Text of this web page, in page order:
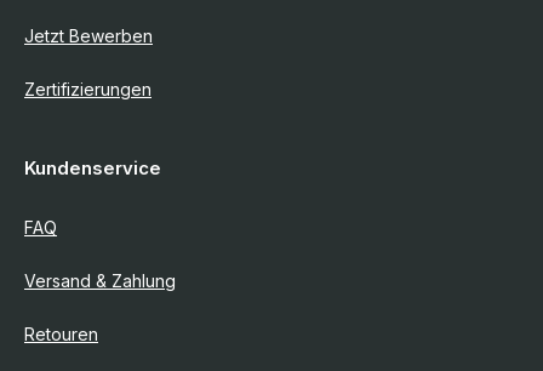
Jetzt Bewerben
Zertifizierungen
Kundenservice
FAQ
Versand & Zahlung
Retouren